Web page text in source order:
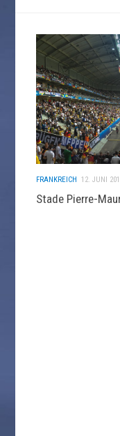
FRANKREICH 12. JUNI
Stade Pierre-